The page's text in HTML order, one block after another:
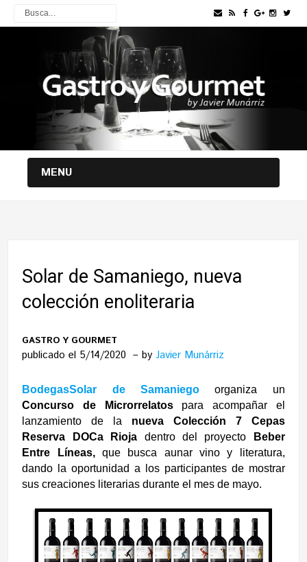
MENU
Solar de Samaniego, nueva
colección enoliteraria
GASTRO Y GOURMET
publicado el 5/14/2020 byJavier Munárriz
BodegasSolar de Samaniego organiza un
Concurso de Microrrelatospara acompañar el
lanzamiento de la nueva Colección 7 Cepas
Reserva DOCa Rioja dentro del proyecto
Beber
Entre Líneas,que busca aunar vino y literatura,
dando la oportunidad a los participantes de mostrar
sus creaciones literarias durante el mes de mayo.